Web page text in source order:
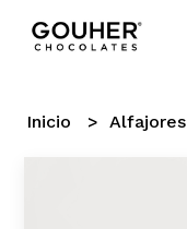
Inicio Alfajores